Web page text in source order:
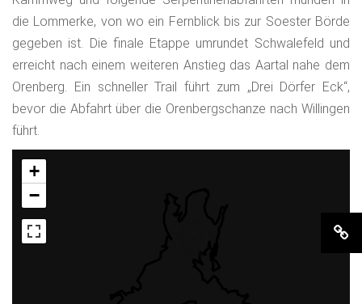
die Lommerke, von wo ein Fernblick bis zur Soester Börde
gegeben ist. Die finale Etappe umrundet Schwalefeld und
erreicht nach einem weiteren Anstieg das Aartal nahe dem
Orenberg. Ein schneller Trail führt zum „Drei Dörfer Eck“,
bevor die Abfahrt über die Orenbergschanze nach Willingen
führt.
+
−